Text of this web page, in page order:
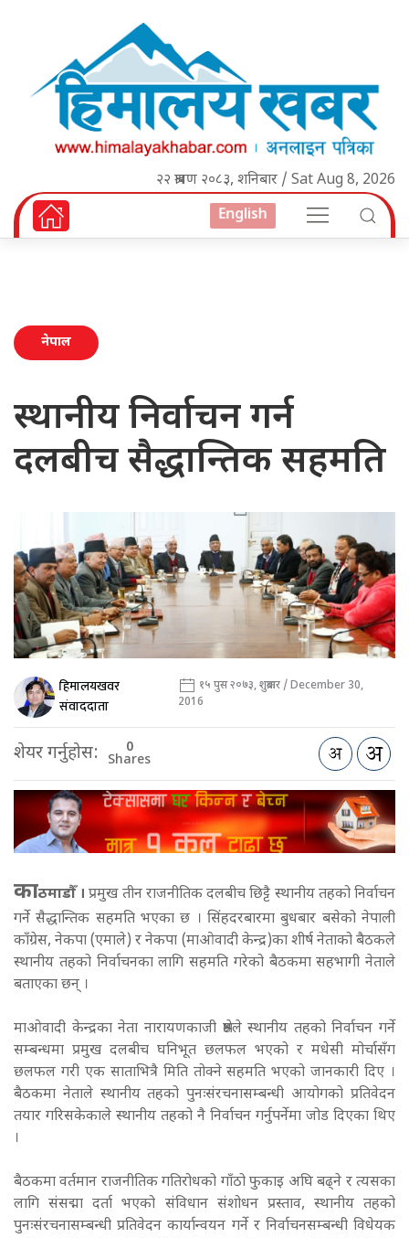
२२ श्रावण २०८३, शनिबार / Sat Aug 8, 2026
English
नेपाल
स्थानीय निर्वाचन गर्न
दलबीच सैद्धान्तिक सहमति
हिमालयखवर
संवाददाता
१५ पुस २०७३, शुक्रबार / December 30,
2016
शेयर गर्नुहोस: 0
Shares
काठमाडौँ ।प्रमुख तीन राजनीतिक दलबीच छिट्टै स्थानीय तहको निर्वाचन
गर्ने सैद्धान्तिक सहमति भएका छ । सिंहदरबारमा बुधबार बसेको नेपाली
काँग्रेस, नेकपा (एमाले) र नेकपा (माओवादी केन्द्र)का शीर्ष नेताको बैठकले
स्थानीय तहको निर्वाचनका लागि सहमति गरेको बैठकमा सहभागी नेताले
बताएका छन् ।
माओवादी केन्द्रका नेता नारायणकाजी श्रेष्ठले स्थानीय तहको निर्वाचन गर्ने
सम्बन्धमा प्रमुख दलबीच घनिभूत छलफल भएको र मधेसी मोर्चासँग
छलफल गरी एक साताभित्रै मिति तोक्ने सहमति भएको जानकारी दिए ।
बैठकमा नेताले स्थानीय तहको पुनःसंरचनासम्बन्धी आयोगको प्रतिवेदन
तयार गरिसकेकाले स्थानीय तहको नै निर्वाचन गर्नुपर्नेमा जोड दिएका थिए
।
बैठकमा वर्तमान राजनीतिक गतिरोधको गाँठो फुकाइ अघि बढ्ने र त्यसका
लागि संसद्मा दर्ता भएको संविधान संशोधन प्रस्ताव, स्थानीय तहको
पुनःसंरचनासम्बन्धी प्रतिवेदन कार्यान्वयन गर्ने र निर्वाचनसम्बन्धी विधेयक